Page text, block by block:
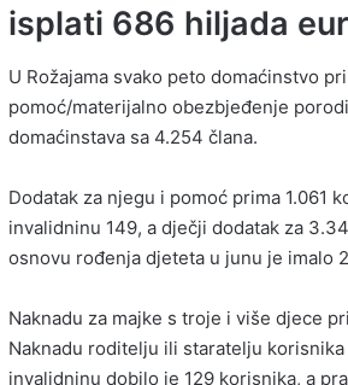
isplati 686 hiljada
U Rožajama svako peto domaćinstvo
pomoć/materijalno obezbjeđenje
domaćinstava sa 4.254 člana.
Dodatak za njegu i pomoć prima 1.061
invalidninu 149, a dječji dodatak za
osnovu rođenja djeteta u junu je imalo
Naknadu za majke s troje i više djece
Naknadu roditelju ili staratelju korisnika
invalidninu dobilo je 129 korisnika, a